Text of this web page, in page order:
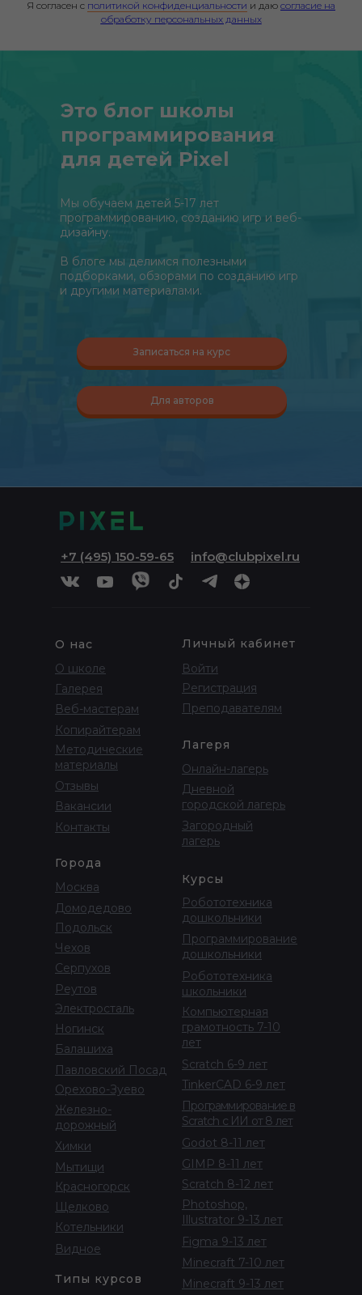
Я согласен с политикой конфиденциальности и даю согласие на
обработку персональных данных
Это блог школы
программирования
для детей Pixel
Мы обучаем детей 5-17 лет
программированию, созданию игр и веб-
дизайну.
В блоге мы делимся полезными
подборками, обзорами по созданию игр
и другими материалами.
Записаться на курс
Для авторов
О нас
Лагеря
Типы курсов
Курсы
Личный кабинет
Города
+7 (495) 150-59-65 info@clubpixel.ru
О школе
Галерея
Веб-мастерам
Методические
материалы
Копирайтерам
Отзывы
Вакансии
Контакты
Москва
Подольск
Домодедово
Чехов
Серпухов
Реутов
Электросталь
Ногинск
Онлайн-лагерь
Дневной
городской лагерь
Загородный
лагерь
Робототехника
дошкольники
Программирование
дошкольники
Робототехника
школьники
Scratch 6-9 лет
Войти
Регистрация
Балашиха
Компьютерная
грамотность 7-10
лет
Павловский Посад
Орехово-Зуево
Железно-
дорожный
Преподавателям
Химки
Мытищи
Красногорск
Minecraft 9-13 лет
GIMP 8-11 лет
Щелково
Котельники
Видное
Figma 9-13 лет
Photoshop,
Illustrator 9-13 лет
Godot 8-11 лет
Программирование в
Scratch с ИИ от 8 лет
Scratch 8-12 лет
Minecraft 7-10 лет
TinkerCAD 6-9 лет